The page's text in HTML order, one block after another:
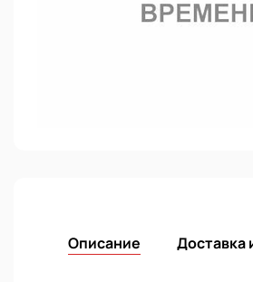
Описание Доставка